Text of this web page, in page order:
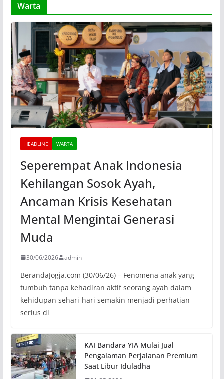
Warta
HEADLINE WARTA
Seperempat Anak Indonesia
Kehilangan Sosok Ayah,
Ancaman Krisis Kesehatan
Mental Mengintai Generasi
Muda
30/06/2026 admin
BerandaJogja.com (30/06/26) – Fenomena anak yang
tumbuh tanpa kehadiran aktif seorang ayah dalam
kehidupan sehari-hari semakin menjadi perhatian
serius di
KAI Bandara YIA Mulai Jual
Pengalaman Perjalanan Premium
Saat Libur Iduladha